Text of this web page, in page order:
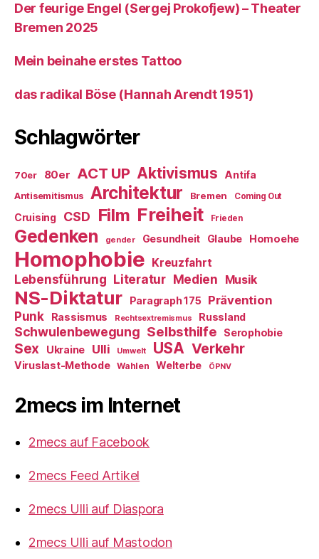
Der feurige Engel (Sergej Prokofjew) – Theater
Bremen 2025
Mein beinahe erstes Tattoo
das radikal Böse (Hannah Arendt 1951)
Schlagwörter
70er 80er ACT UP Aktivismus Antifa
Antisemitismus Architektur Bremen Coming Out
Cruising CSD Film Freiheit Frieden
Gedenken gender Gesundheit Glaube Homoehe
Homophobie Kreuzfahrt
Lebensführung Literatur Medien Musik
NS-Diktatur Paragraph 175
Prävention
Punk
Rassismus Rechtsextremismus Russland
Schwulenbewegung Selbsthilfe Serophobie
Sex Ukraine Ulli Umwelt USA Verkehr
Viruslast-Methode Wahlen Welterbe ÖPNV
2mecs im Internet
2mecs auf Facebook
2mecs Feed Artikel
2mecs Ulli auf Diaspora
2mecs Ulli auf Mastodon